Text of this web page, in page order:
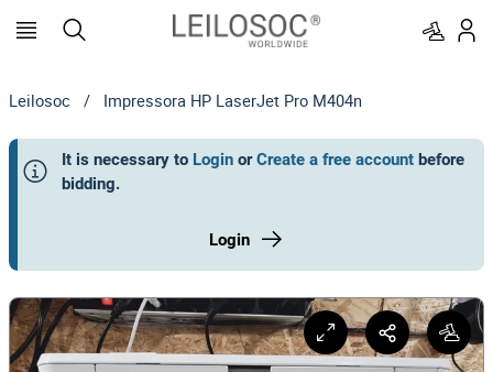
Leilosoc / Impressora HP LaserJet Pro M404n
It is necessary to Login or Create a free account before
bidding.
Login